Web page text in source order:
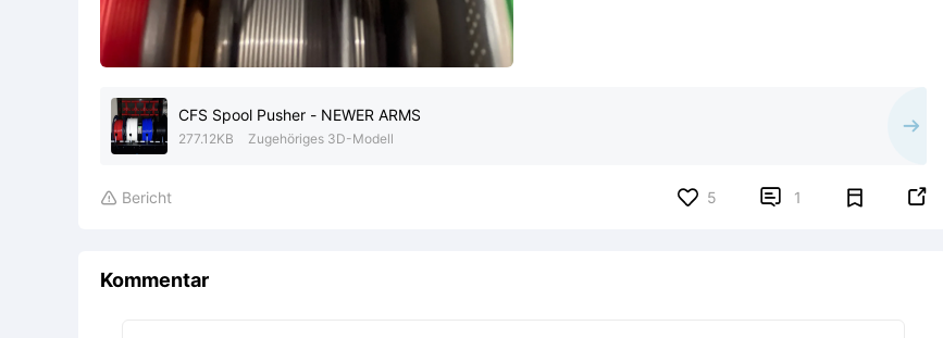
CFS Spool Pusher - NEWER ARMS
277.12KB Zugehöriges 3D-Modell
 Bericht 5  1 
Kommentar